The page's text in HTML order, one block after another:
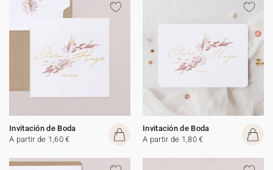
Invitación de Boda
A partir de 1,60 €
Invitación de Boda
A partir de 1,80 €